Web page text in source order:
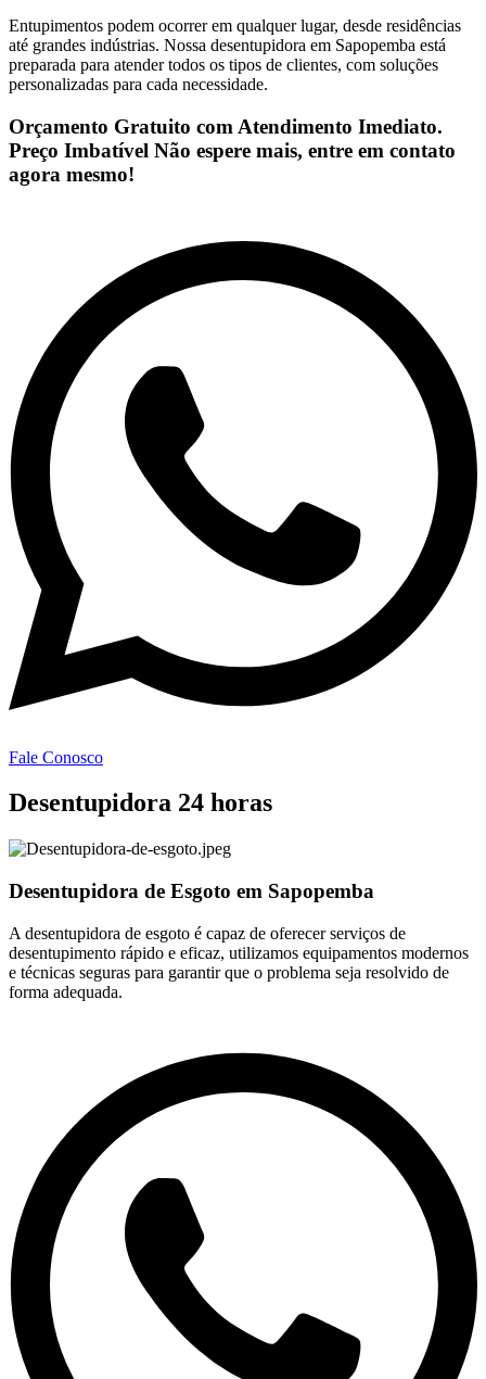
Entupimentos podem ocorrer em qualquer lugar, desde residências
até grandes indústrias. Nossa desentupidora em Sapopemba está
preparada para atender todos os tipos de clientes, com soluções
personalizadas para cada necessidade.
Orçamento Gratuito com Atendimento Imediato.
Preço Imbatível Não espere mais, entre em contato
agora mesmo!
Fale Conosco
Desentupidora 24 horas
Desentupidora de Esgoto em Sapopemba
A desentupidora de esgoto é capaz de oferecer serviços de
desentupimento rápido e eficaz, utilizamos equipamentos modernos
e técnicas seguras para garantir que o problema seja resolvido de
forma adequada.